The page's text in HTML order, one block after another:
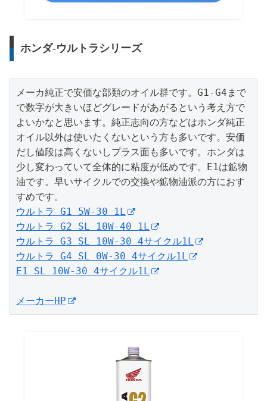
ホンダ-ウルトラシリーズ
メーカ純正で安価な部類のオイル群です。G1-G4まで
で数字が大きいほどグレードがあがるという考え方で
よいかなと思います。純正志向の方などはホンダ純正
オイル以外は使いたくないという方も多いです。安価
だし値段は高くないしプラス面も多いです。ホンダは
少し変わっていて全体的に粘度が低めです。E1は鉱物
油です。早いサイクルでの交換や鉱物油派の方におす
ウルトラ G1 5W-30 1L
ウルトラ G2 SL 10W-40 1L
ウルトラ G3 SL 10W-30 4サイクル1L
ウルトラ G4 SL 0W-30 4サイクル1L
E1 SL 10W-30 4サイクル1L
メーカーHP